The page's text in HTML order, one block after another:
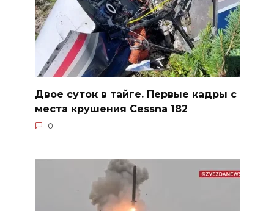
Двое суток в тайге. Первые кадры с
места крушения Cessna 182
0